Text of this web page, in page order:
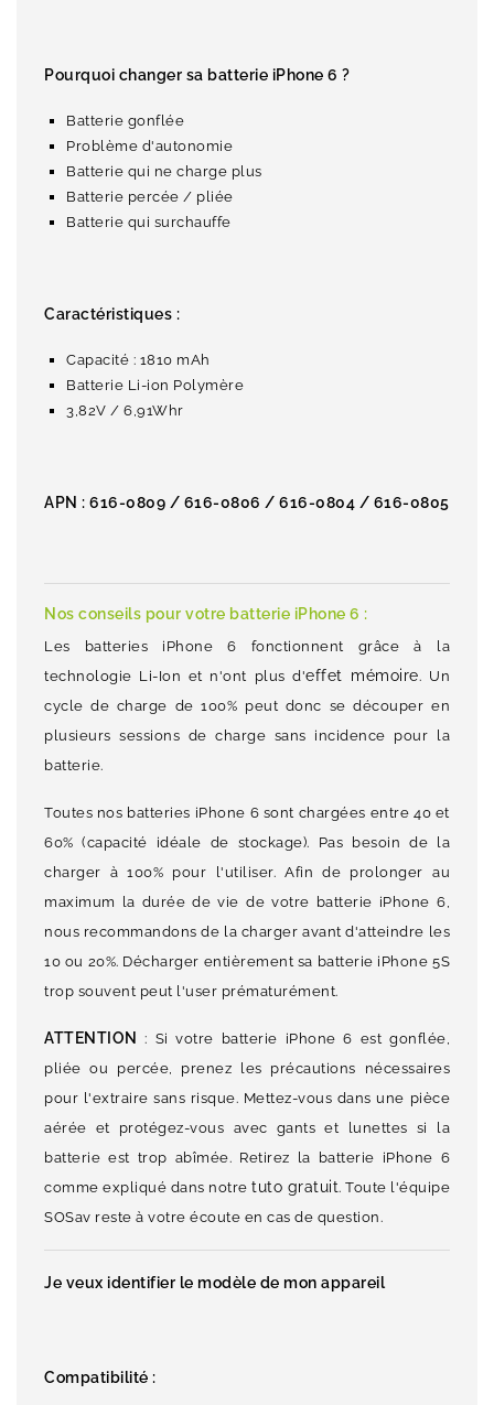
Pourquoi changer sa batterie iPhone 6 ?
Batterie gonflée
Problème d'autonomie
Batterie qui ne charge plus
Batterie percée / pliée
Batterie qui surchauffe
Caractéristiques :
Capacité : 1810 mAh
Batterie Li-ion Polymère
3,82V / 6,91Whr
APN : 616-0809 / 616-0806 / 616-0804 / 616-0805
Nos conseils pour votre batterie iPhone 6 :
Les batteries iPhone 6 fonctionnent grâce à la
technologie Li-Ion et n'ont plus d'effet mémoire. Un
cycle de charge de 100% peut donc se découper en
plusieurs sessions de charge sans incidence pour la
batterie.
Toutes nos batteries iPhone 6 sont chargées entre 40 et
60% (capacité idéale de stockage). Pas besoin de la
charger à 100% pour l'utiliser. Afin de prolonger au
maximum la durée de vie de votre batterie iPhone 6,
nous recommandons de la charger avant d'atteindre les
10 ou 20%. Décharger entièrement sa batterie iPhone 5S
trop souvent peut l'user prématurément.
ATTENTION
: Si votre batterie iPhone 6 est gonflée,
pliée ou percée, prenez les précautions nécessaires
pour l'extraire sans risque. Mettez-vous dans une pièce
aérée et protégez-vous avec gants et lunettes si la
batterie est trop abîmée. Retirez la batterie iPhone 6
comme expliqué dans notre tuto gratuit. Toute l'équipe
SOSav reste à votre écoute en cas de question.
Je veux identifier le modèle de mon appareil
Compatibilité :